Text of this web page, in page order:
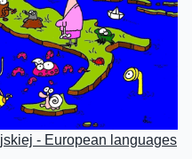
- European languages